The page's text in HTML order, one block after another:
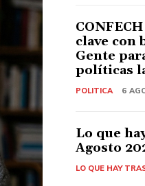
clave con
Gente
políticas
POLITICA 6
Lo que
Agosto
LO QUE HAY